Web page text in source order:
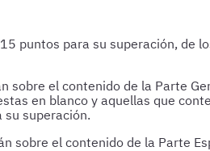
puntos para su superación, de
el contenido de la Parte
en blanco y aquellas que
superación.
sobre el contenido de la Parte